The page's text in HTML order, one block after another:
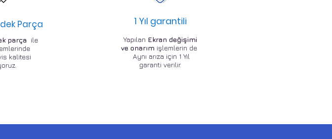
Parça
parça ile
kalitesi
1 Yıl garantili
Yapılan Ekran değişimi
ve onarım işlemlerin de
Aynı arıza için 1 Yıl
garanti verilir.